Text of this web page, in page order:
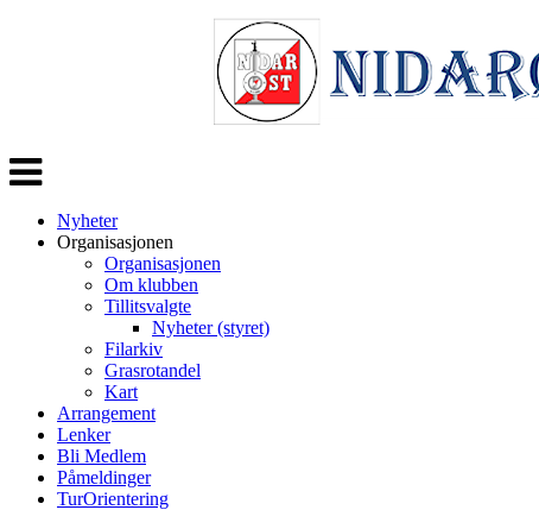
Veksle
navigasjon
Nyheter
Organisasjonen
Organisasjonen
Om klubben
Tillitsvalgte
Nyheter (styret)
Filarkiv
Grasrotandel
Kart
Arrangement
Lenker
Bli Medlem
Påmeldinger
TurOrientering